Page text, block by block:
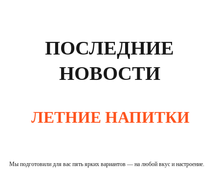
ПОСЛЕДНИЕ
НОВОСТИ
ЛЕТНИЕ НАПИТКИ
Мы подготовили для вас пять ярких вариантов — на любой вкус и настроение.